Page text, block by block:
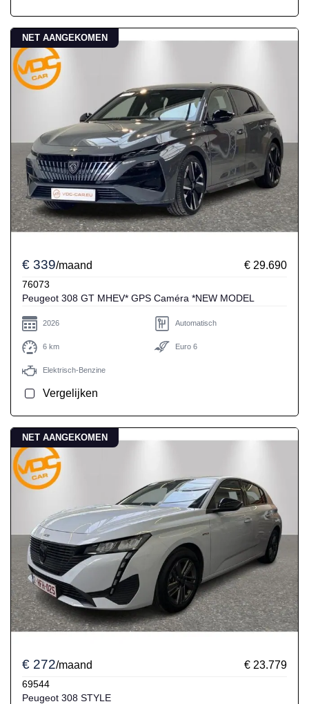
NET AANGEKOMEN
€ 339/maand € 29.690
76073
Peugeot 308 GT MHEV* GPS Caméra *NEW MODEL
2026 Automatisch
6 km Euro 6
Elektrisch-Benzine
Vergelijken
NET AANGEKOMEN
€ 272/maand € 23.779
69544
Peugeot 308 STYLE